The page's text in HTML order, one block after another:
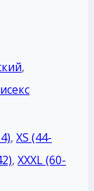
,
, XS (44-
, XXXL (60-